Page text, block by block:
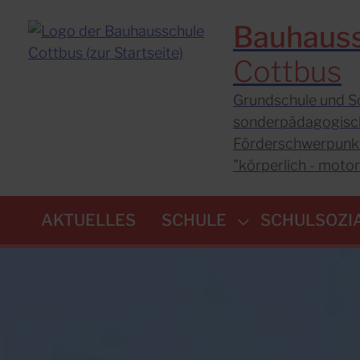
Cottbus
Grundschule und
"körperlich -
AKTUELLES SCHULE